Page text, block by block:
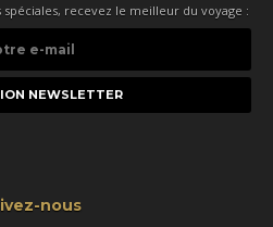
recevez le meilleur du voyage :
nous